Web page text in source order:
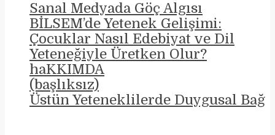
Sanal Medyada Göç Algısı
BİLSEM’de Yetenek Gelişimi:
Çocuklar Nasıl Edebiyat ve Dil
Yeteneğiyle Üretken Olur?
haKKIMDA
(başlıksız)
Üstün Yeteneklilerde Duygusal Bağ